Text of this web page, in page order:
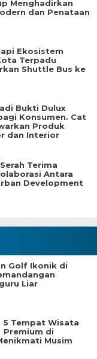
Menghadirkan
dan Penataan
Ekosistem
Terpadu
Shuttle Bus ke
Bukti Dulux
Konsumen. Cat
Produk
dan Interior
Terima
Antara
Development
Golf Ikonik di
Liar
5 Tempat Wisata
Premium di
Musim